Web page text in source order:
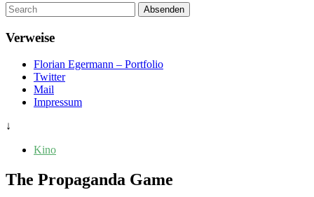
Um
diese
Seite
zu
suchen,
geben
einen
Suchbegriff
ein
Absenden
Verweise
Florian Egermann – Portfolio
Twitter
Mail
Impressum
↓
Kino
The Propaganda Game